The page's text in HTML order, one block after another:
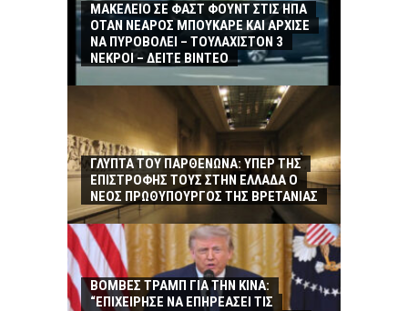
ΜΑΚΕΛΕΙΟ ΣΕ ΦΑΣΤ ΦΟΥΝΤ ΣΤΙΣ ΗΠΑ
ΟΤΑΝ ΝΕΑΡΟΣ ΜΠΟΥΚΑΡΕ ΚΑΙ ΑΡΧΙΣΕ
ΝΑ ΠΥΡΟΒΟΛΕΙ – ΤΟΥΛΑΧΙΣΤΟΝ 3
ΝΕΚΡΟΙ – ΔΕΙΤΕ ΒΙΝΤΕΟ
ΓΛΥΠΤΑ ΤΟΥ ΠΑΡΘΕΝΩΝΑ: ΥΠΕΡ ΤΗΣ
ΕΠΙΣΤΡΟΦΗΣ ΤΟΥΣ ΣΤΗΝ ΕΛΛΑΔΑ Ο
ΝΕΟΣ ΠΡΩΘΥΠΟΥΡΓΟΣ ΤΗΣ ΒΡΕΤΑΝΙΑΣ
ΒΟΜΒΕΣ ΤΡΑΜΠ ΓΙΑ ΤΗΝ ΚΙΝΑ:
“ΕΠΙΧΕΙΡΗΣΕ ΝΑ ΕΠΗΡΕΑΣΕΙ ΤΙΣ